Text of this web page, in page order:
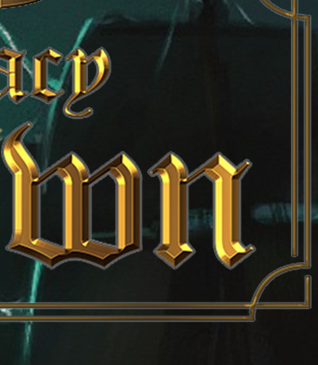
KULT – THE DRIVER – LIVE STREAM
5 août 2026